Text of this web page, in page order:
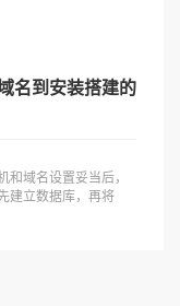
名到安装搭建的
域名设置妥当后，
建立数据库，再将